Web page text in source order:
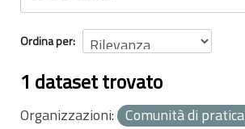
Ordina per
1 dataset trovato
Organizzazioni: Comunità di pratica